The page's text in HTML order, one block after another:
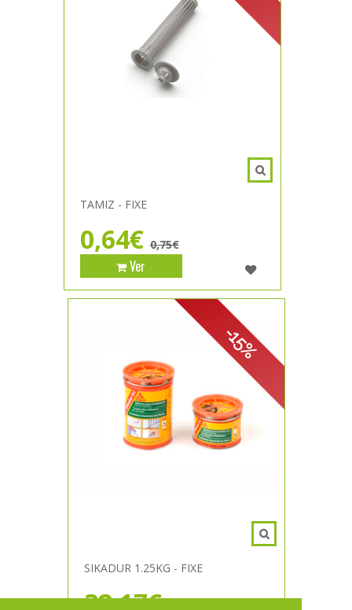
TAMIZ - FIXE
0,64€ 0,75€
Ver
-15%
SIKADUR 1.25KG - FIXE
38,17€